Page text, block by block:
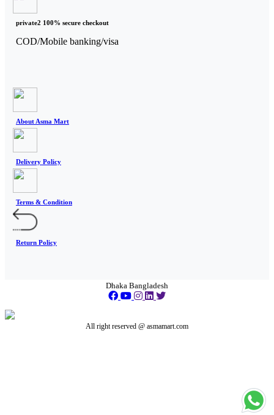
private2 100% secure checkout
COD/Mobile banking/visa
About Asma Mart
Delivery Policy
Terms & Condition
Return Policy
Dhaka Bangladesh
All right reserved @ asmamart.com